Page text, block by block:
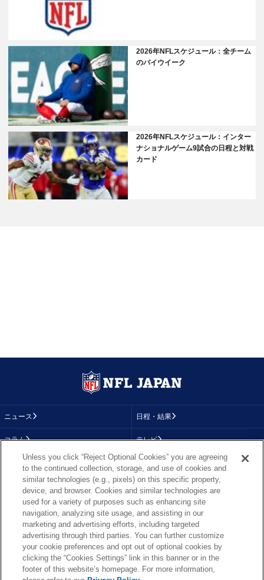
2026年NFLスケジュール：全チーム
のバイウイーク
2026年NFLスケジュール：インター
ナショナルゲーム9試合の日程と対戦
カード
ニュース 日程・結果
コラム テレビ
画像
順位表
About NFL
More NFL 特集
TOP お問い合わせ FAQ
Unless you click “Reject Optional Cookies” you are agreeing
to the continued collection, storage, and use of cookies and
similar technologies (e.g., pixels) on this specific property,
device, and browser. Cookies and similar technologies are
used for a variety of purposes such as enhancing site
navigation, analyzing site usage, and assisting in our
marketing and advertising efforts, including targeted
advertising through third parties. You can further customize
your cookie preferences and opt out of optional cookies by
clicking the “Cookies Settings” link in this banner or in the
footer of this website’s homepage. For more information,